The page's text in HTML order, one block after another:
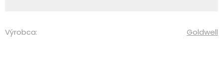
Výrobca: Goldwell